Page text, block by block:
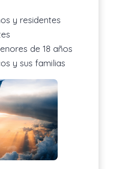
y residentes
de 18 años
y sus familias